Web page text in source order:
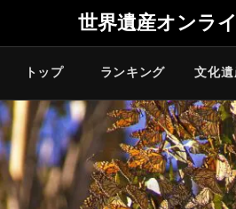
世界遺産オンラ
トップ ランキング 文化遺